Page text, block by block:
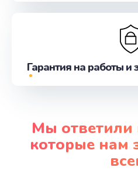
Гарантия на работы и
Мы ответили
которые нам